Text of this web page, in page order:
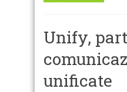
Unify,
unificate